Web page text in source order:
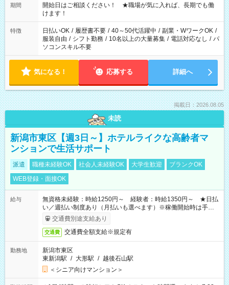
週40時間超の就業はご案内できません ※法令に基づき、週20時
間以上勤務は社会保険への加入対象となります ※労働者派遣法
（日雇い派遣の原則禁止）により、短時間・短期間の就業はご
案内が難しい場合があります
期間
開始日はご相談ください！ ★職場が気に入れば、長期でも働
けます！
特徴 日払いOK / 履歴書不要 / 40～50代活躍中 / 副業・WワークOK /
服装自由 / シフト勤務 / 10名以上の大量募集 / 電話対応なし / パ
ソコンスキル不要
気になる！ 応募する 詳細へ
掲載日：2026.08.05
未読
新潟市東区【週3日～】ホテルライクな高齢者マ
ンションで生活サポート
派遣 職種未経験OK 社会人未経験OK 大学生歓迎
ブランクOK
WEB登録・面接OK
給与
無資格未経験：時給1250円～ 経験者：時給1350円～ ★日払
い／週払い制度あり（月払いも選べます）※稼働開始時は手続き
完了次第のお支払いとなります。
交通費別途支給あり
交通費 交通費全額支給※規定有
勤務地
新潟市東区
東新潟駅 / 大形駅 / 越後石山駅
＜シニア向けマンション＞